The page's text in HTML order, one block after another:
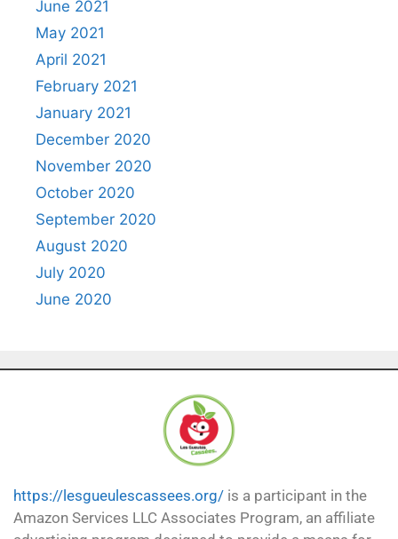
June 2021
May 2021
April 2021
February 2021
January 2021
December 2020
November 2020
October 2020
September 2020
August 2020
July 2020
June 2020
https://lesgueulescassees.org/ is a participant in the
Amazon Services LLC Associates Program, an affiliate